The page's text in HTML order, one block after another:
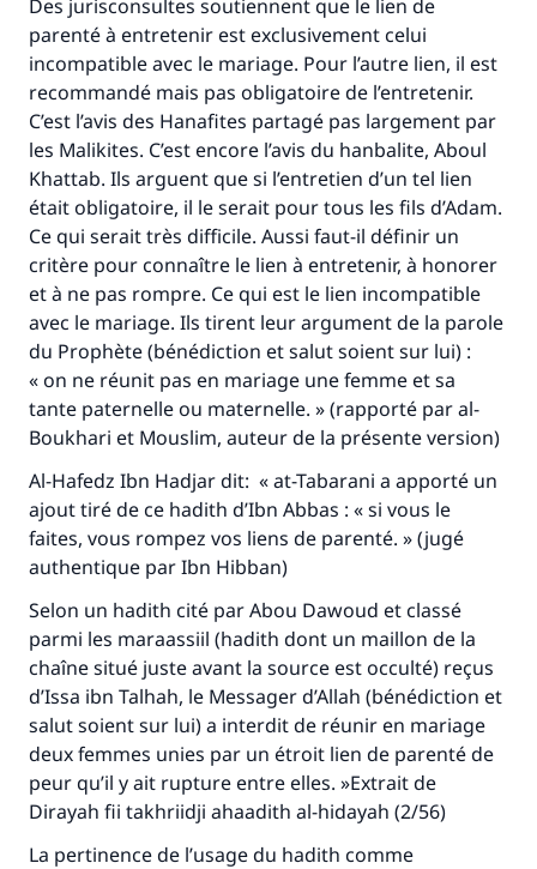
Des jurisconsultes soutiennent que le lien de
parenté à entretenir est exclusivement celui
incompatible avec le mariage. Pour l’autre lien, il est
recommandé mais pas obligatoire de l’entretenir.
C’est l’avis des Hanafites partagé pas largement par
les Malikites. C’est encore l’avis du hanbalite, Aboul
Khattab. Ils arguent que si l’entretien d’un tel lien
était obligatoire, il le serait pour tous les fils d’Adam.
Ce qui serait très difficile. Aussi faut-il définir un
critère pour connaître le lien à entretenir, à honorer
et à ne pas rompre. Ce qui est le lien incompatible
avec le mariage. Ils tirent leur argument de la parole
du Prophète (bénédiction et salut soient sur lui) :
« on ne réunit pas en mariage une femme et sa
tante paternelle ou maternelle. » (rapporté par al-
Boukhari et Mouslim, auteur de la présente version)
Al-Hafedz Ibn Hadjar dit: « at-Tabarani a apporté un
ajout tiré de ce hadith d’Ibn Abbas : « si vous le
faites, vous rompez vos liens de parenté. » (jugé
authentique par Ibn Hibban)
Selon un hadith cité par Abou Dawoud et classé
parmi les maraassiil (hadith dont un maillon de la
chaîne situé juste avant la source est occulté) reçus
d’Issa ibn Talhah, le Messager d’Allah (bénédiction et
salut soient sur lui) a interdit de réunir en mariage
deux femmes unies par un étroit lien de parenté de
peur qu’il y ait rupture entre elles. »Extrait de
Dirayah fii takhriidji ahaadith al-hidayah (2/56)
La pertinence de l’usage du hadith comme